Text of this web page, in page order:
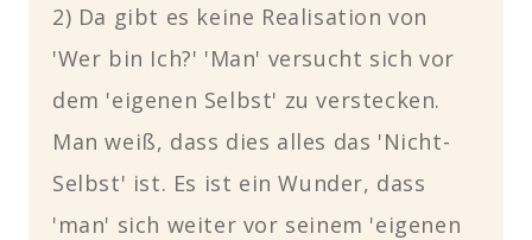
2) Da gibt es keine Realisation von
'Wer bin Ich?' 'Man' versucht sich vor
dem 'eigenen Selbst' zu verstecken.
Man weiß, dass dies alles das 'Nicht-
Selbst' ist. Es ist ein Wunder, dass
'man' sich weiter vor seinem 'eigenen